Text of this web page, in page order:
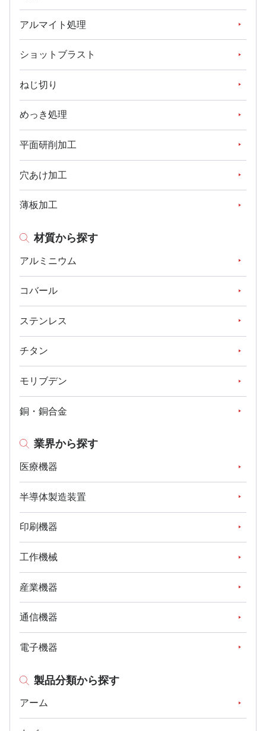
アルマイト処理
ショットブラスト
ねじ切り
めっき処理
平面研削加工
穴あけ加工
薄板加工
材質から探す
アルミニウム
コバール
ステンレス
チタン
モリブデン
銅・銅合金
業界から探す
医療機器
半導体製造装置
印刷機器
工作機械
産業機器
通信機器
電子機器
製品分類から探す
アーム